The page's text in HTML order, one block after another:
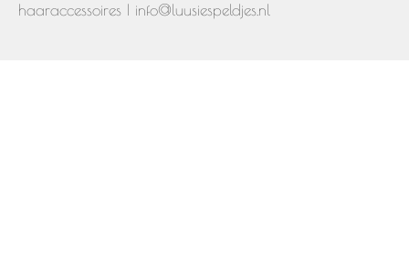
haaraccessoires | info@luusiespeldjes.nl